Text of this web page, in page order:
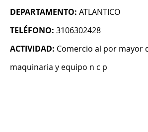
DEPARTAMENTO: ATLANTICO
TELÉFONO: 3106302428
ACTIVIDAD: Comercio al por mayor
maquinaria y equipo n c p